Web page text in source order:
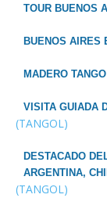
TOUR BUENOS
BUENOS AIRES
MADERO
VISITA GUIADA
(TANGOL)
DESTACADO
ARGENTINA,
(TANGOL)